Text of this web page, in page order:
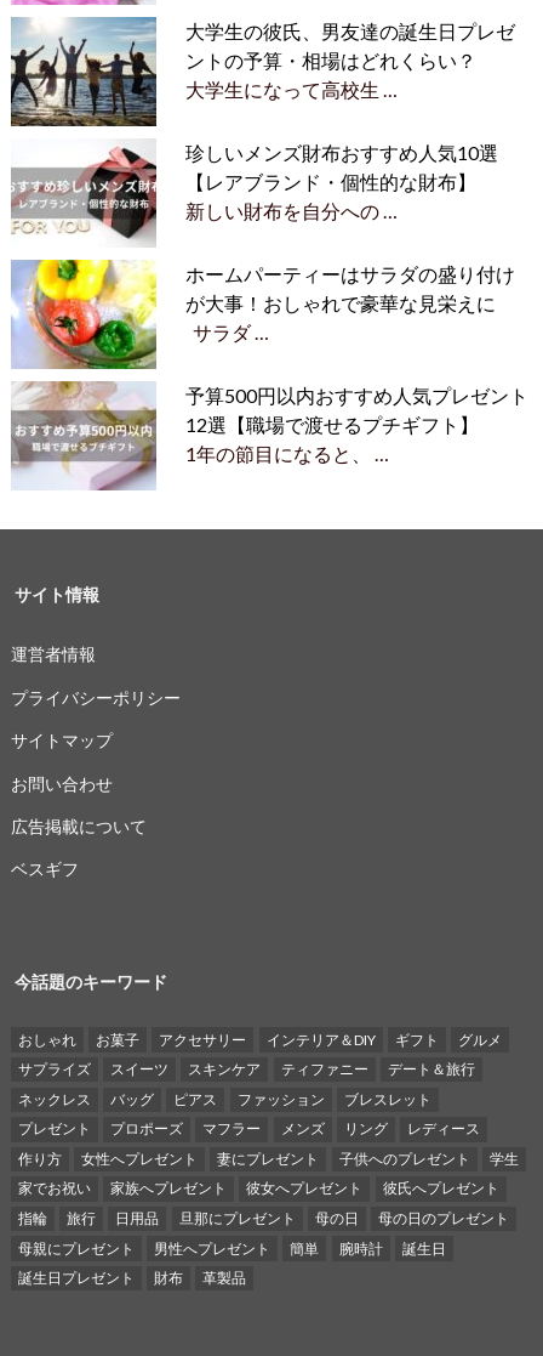
大学生の彼氏、男友達の誕生日プレゼ
ントの予算・相場はどれくらい？
大学生になって高校生 …
珍しいメンズ財布おすすめ人気10選
【レアブランド・個性的な財布】
新しい財布を自分への …
ホームパーティーはサラダの盛り付け
が大事！おしゃれで豪華な見栄えに
サラダ …
予算500円以内おすすめ人気プレゼント
12選【職場で渡せるプチギフト】
1年の節目になると、 …
サイト情報
運営者情報
プライバシーポリシー
サイトマップ
お問い合わせ
広告掲載について
ベスギフ
今話題のキーワード
おしゃれ お菓子 アクセサリー インテリア＆DIY ギフト
グルメ
サプライズ
スイーツ スキンケア ティファニー
デート＆旅行
ネックレス
バッグ ピアス ファッション
ブレスレット
プレゼント
プロポーズ マフラー メンズ リング
レディース
作り方
女性へプレゼント 妻にプレゼント 子供へのプレゼント
学生
家でお祝い
家族へプレゼント 彼女へプレゼント
彼氏へプレゼント
指輪
旅行 日用品 旦那にプレゼント 母の日
母の日のプレゼント
母親にプレゼント
男性へプレゼント 簡単 腕時計
誕生日
誕生日プレゼント
財布 革製品